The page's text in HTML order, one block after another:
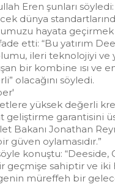
Eren şunları
dünya
hayata geçirmek
etti: “Bu yatırım
ileri teknolojiyi ve
bir kombine ısı ve
olacağını söyledi.
yüksek değerli
geliştirme garantisini
Bakanı Jonathan
oylamasıdır.”
konuştu:
sahiptir ve iki
müreffeh bir